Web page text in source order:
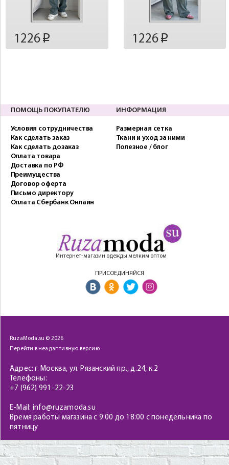
1226 p 1226p
ПОМОЩЬ ПОКУПАТЕЛЮ
Условия сотрудничества
Как сделать заказ
Как сделать дозаказ
Оплата товара
Доставка по РФ
Преимущества
Договор оферта
Письмо директору
Оплата Сбербанк Онлайн
ИНФОРМАЦИЯ
Размерная сетка
Ткани и уход за ними
Полезное / блог
Интернет-магазин одежды мелким оптом
ПРИСОЕДИНЯЙСЯ
RuzaModa.su © 2026
Перейти в неадаптивную версию
Адрес: г. Москва, ул. Рязанский пр., д.24, к.2
Телефоны:
+7 (962) 991-22-23
E-Mail: info@ruzamoda.su
Время работы магазина с 9:00 до 18:00 с понедельника по
пятницу